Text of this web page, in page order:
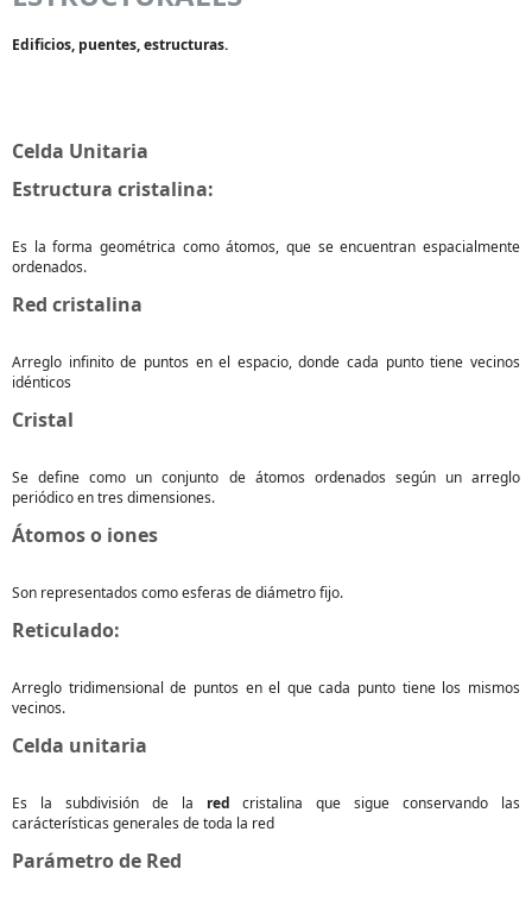
Edificios, puentes, estructuras.
Celda Unitaria
Estructura cristalina:
Es la forma geométrica como átomos, que se encuentran espacialmente
ordenados.
Red cristalina
Arreglo infinito de puntos en el espacio, donde cada punto tiene vecinos
idénticos
Cristal
Se define como un conjunto de átomos ordenados según un arreglo
periódico en tres dimensiones.
Átomos o iones
Son representados como esferas de diámetro fijo.
Reticulado:
Arreglo tridimensional de puntos en el que cada punto tiene los mismos
vecinos.
Celda unitaria
Es la subdivisión de la red cristalina que sigue conservando las
carácterísticas generales de toda la red
Parámetro de Red